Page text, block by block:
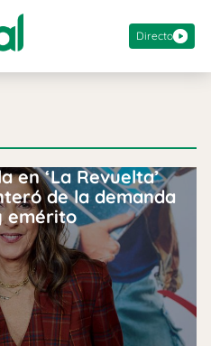
Directo
en ‘La Revuelta’
de la demanda
emérito